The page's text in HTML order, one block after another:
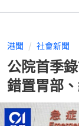
港聞 社會新聞
公院首季
錯置胃部